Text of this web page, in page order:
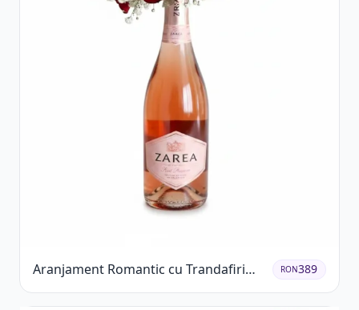
Aranjament Romantic cu Trandafiri
Roșii și Șampanie rose
RON389